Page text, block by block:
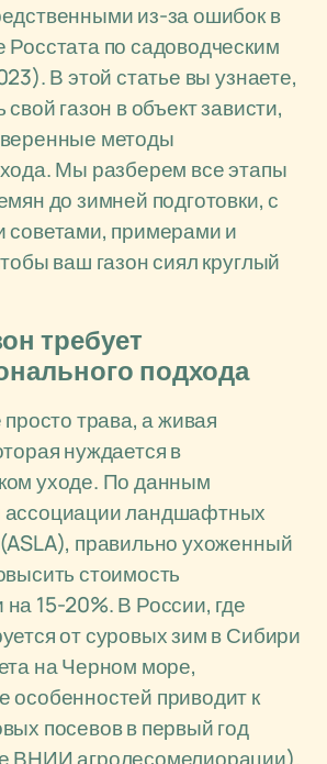
из-за ошибок в
по садоводческим
В этой статье вы узнаете,
свой газон в объект зависти,
методы
Мы разберем все этапы
до зимней подготовки, с
советами, примерами и
ваш газон сиял круглый
требует
подхода
трава, а живая
нуждается в
уходе. По данным
ассоциации ландшафтных
правильно ухоженный
стоимость
15-20%. В России, где
от суровых зим в Сибири
на Черном море,
особенностей приводит к
посевов в первый год